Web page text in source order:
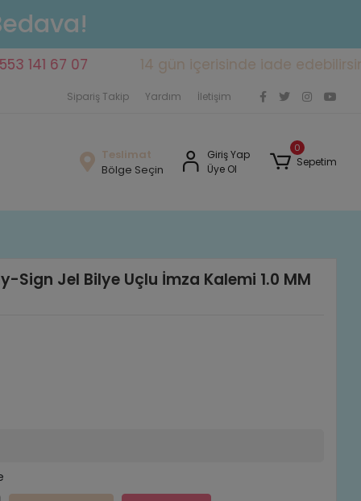
67 07 14 gün içerisinde iade edebilirsiniz
Sipariş Takip Yardım İletişim
Teslimat
Bölge Seçin
Giriş Yap
Üye Ol
0
Sepetim
Sign Jel Bilye Uçlu İmza Kalemi 1.0 MM